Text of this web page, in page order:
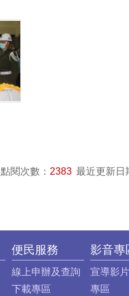
點閱次數：2383 最近更新日
便民服務
線上申辦及查詢
下載專區
影音專
宣導影
專區